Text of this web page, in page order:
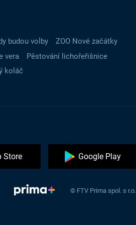
budou volby
ZOO Nové začátky
vera
Pěstování lichořeřišnice
koláč
Store Google Play
© FTV Prima spol. s r.o.